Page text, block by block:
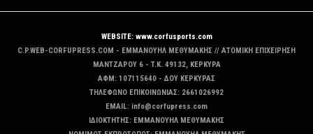
WEBSITE: www.corfusports.com
C.P.WEB-CORFUPRESS.COM - ΕΜΜΑΝΟΥΗΛ ΜΕΘΥΜΑΚΗΣ // ΑΤΟΜΙΚΗ ΕΠΙΧΕΙΡΗΣΗ
MANTZAΡΟΥ 6 - T.K. 49132, ΚΕΡΚΥΡΑ
ΑΦΜ: 107115640 - ΔΟΥ ΚΕΡΚΥΡΑΣ
ΤΗΛΕΦΩΝΟ ΕΠΙΚΟΙΝΩΝΙΑΣ: 2661026992
EMAIL: info@corfupress.com
ΙΔΙΟΚΤΗΤΗΣ: EMMANOYΗΛ ΜΕΘΥΜΑΚΗΣ